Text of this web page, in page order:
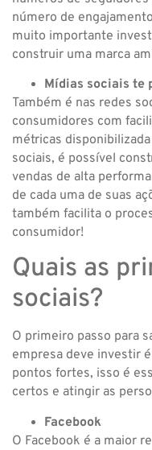
número de
muito importante
construir uma marca
Mídias sociais te
Também é nas redes
consumidores com
métricas
sociais, é possível
vendas de alta
de cada uma de suas
também facilita o
consumidor!
Quais as
sociais?
O primeiro passo para
empresa deve investir
pontos fortes, isso é
certos e atingir as
Facebook
O Facebook é a maior